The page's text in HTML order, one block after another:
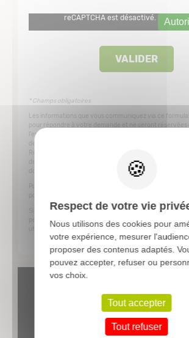
reCAPTCHA est désactivé.
* Champs obligatoires
Les informations que vous communiquez via ce
pour répondre à votre demande et ne seront réservées
l'exclusion de tout autre traitement. Elles ne seront
des tiers et feront l'objet d'une exploitation conforme
Règlement Général de la Protection des Données
de sécurité et confidentialité. La durée maximum de
données est d'une année.
Pour plus d'informations sur notre gestion des données
pouvez consulter notre
Si vous souhaitez exercer vos droits sur l'utilisation de
personnelles ou contacter le responsable de traitement,
utiliser notre pageExercez vos droits.
Respect de votre vie
Nous utilisons des cookies pour
votre expérience, mesurer
proposer des contenus adaptés.
pouvez accepter, refuser ou
vos choix.
Tout accepter
Tout refuser